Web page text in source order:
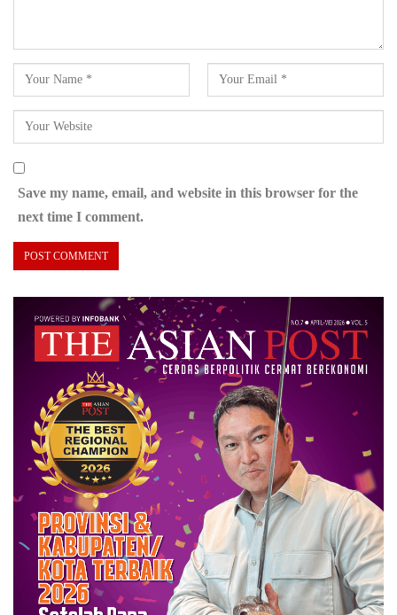
Save my name, email, and website in this browser for the
next time I comment.